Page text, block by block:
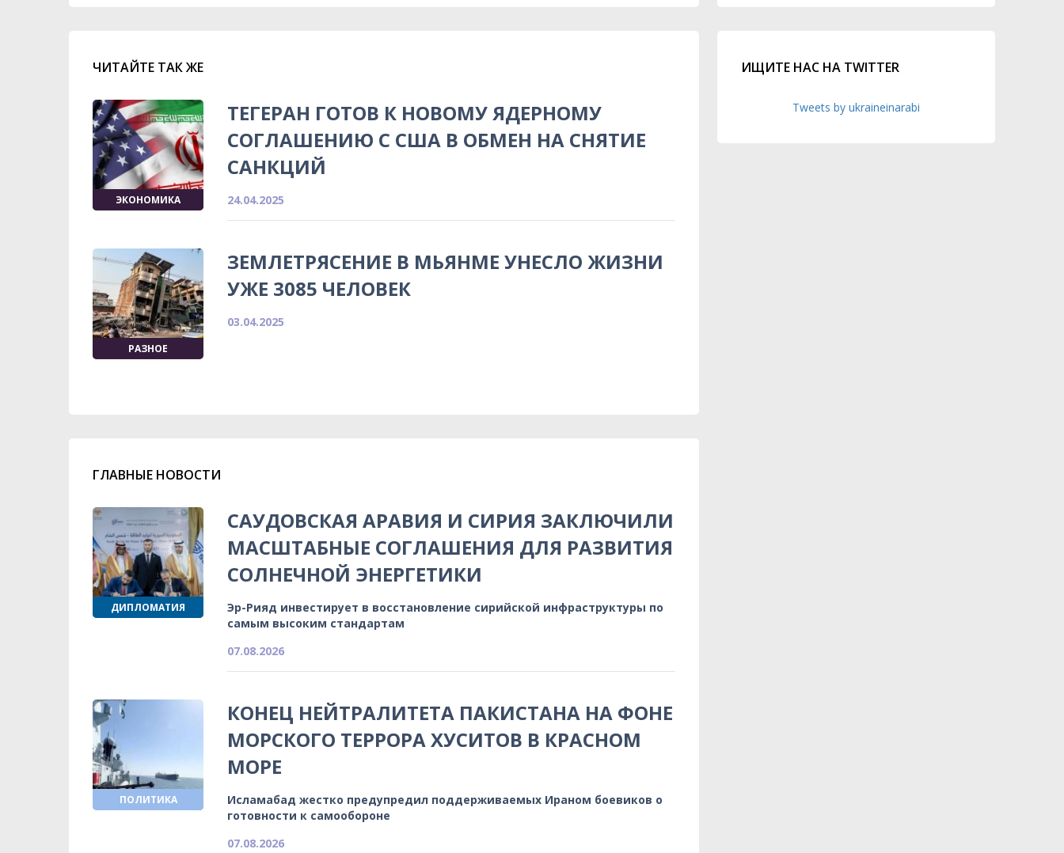
ЧИТАЙТЕ ТАК ЖЕ
ЭКОНОМИКА
ТЕГЕРАН ГОТОВ К НОВОМУ ЯДЕРНОМУ
СОГЛАШЕНИЮ С США В ОБМЕН НА СНЯТИЕ
САНКЦИЙ
24.04.2025
РАЗНОЕ
ЗЕМЛЕТРЯСЕНИЕ В МЬЯНМЕ УНЕСЛО ЖИЗНИ
УЖЕ 3085 ЧЕЛОВЕК
03.04.2025
ГЛАВНЫЕ НОВОСТИ
ДИПЛОМАТИЯ
САУДОВСКАЯ АРАВИЯ И СИРИЯ ЗАКЛЮЧИЛИ
МАСШТАБНЫЕ СОГЛАШЕНИЯ ДЛЯ РАЗВИТИЯ
СОЛНЕЧНОЙ ЭНЕРГЕТИКИ
Эр-Рияд инвестирует в восстановление сирийской инфраструктуры по
самым высоким стандартам
07.08.2026
ПОЛИТИКА
КОНЕЦ НЕЙТРАЛИТЕТА ПАКИСТАНА НА ФОНЕ
МОРСКОГО ТЕРРОРА ХУСИТОВ В КРАСНОМ
МОРЕ
Исламабад жестко предупредил поддерживаемых Ираном боевиков о
готовности к самообороне
07.08.2026
ИЩИТЕ НАС НА TWITTER
Tweets by ukraineinarabi